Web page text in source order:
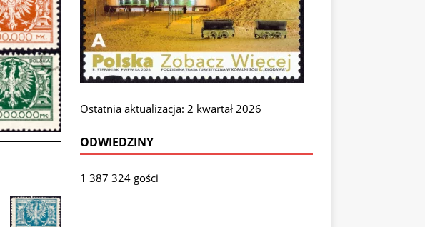
Ostatnia aktualizacja: 2 kwartał 2026
ODWIEDZINY
1 387 324 gości